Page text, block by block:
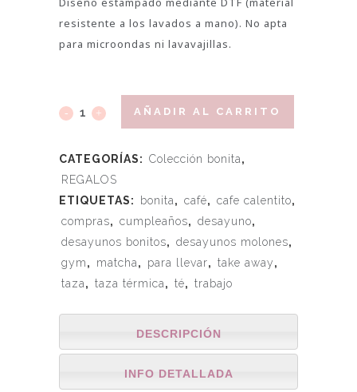
resistente a los lavados a mano). No apta
para microondas ni lavavajillas.
AÑADIR AL CARRITO
CATEGORÍAS: Colección bonita,
REGALOS
ETIQUETAS:
bonita, café, cafe calentito,
compras, cumpleaños, desayuno,
desayunos bonitos, desayunos molones,
gym, matcha, para llevar, take away,
taza, taza térmica, té, trabajo
DESCRIPCIÓN
INFO DETALLADA